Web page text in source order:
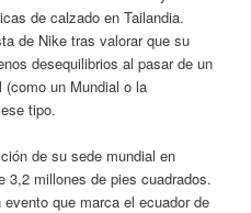
de calzado en Tailandia.
de Nike tras valorar que su
desequilibrios al pasar de un
(como un Mundial o la
tipo.
de su sede mundial en
3,2 millones de pies cuadrados.
que marca el ecuador de